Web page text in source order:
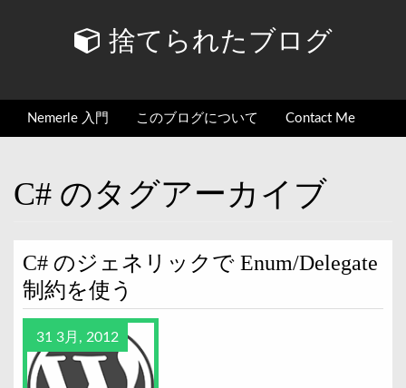
捨てられたブログ
Nemerle 入門 このブログについて Contact Me
C# のタグアーカイブ
C# のジェネリックで Enum/Delegate
制約を使う
31 3月, 2012